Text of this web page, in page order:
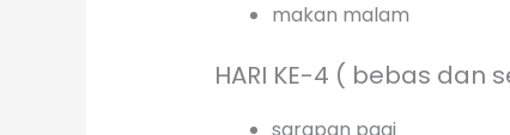
makan malam
HARI KE-4 ( bebas dan